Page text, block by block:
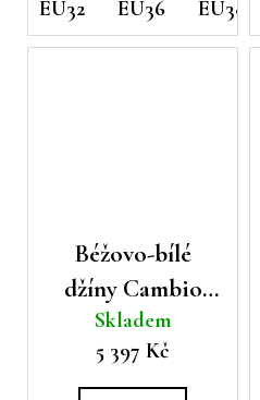
EU32 EU36 EU38
Béžovo-bílé
džíny Cambio
Ocean
Skladem
5 397 Kč